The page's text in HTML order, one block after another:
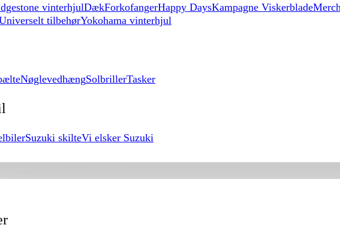
vinterhjulDækForkofangerHappy DaysKampagne Viskerblade
tilbehørYokohama vinterhjul
NøglevedhængSolbrillerTasker
Suzuki skilteVi elsker Suzuki